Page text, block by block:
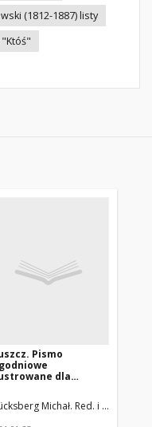
(1812-1887) listy
"Któś"
Pismo
dla
nr4
Michał. Red. i Wyd.